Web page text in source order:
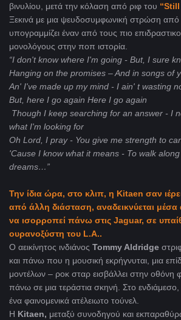
βινυλίου, μετά την κόλαση από ριφ του
Ξεκινά με μια ψευδοσυμφωνική στρώση
υπογραμμίζει έναν από τους πιο
μονολόγους στην ποπ ιστορία.
“I don't know where I'm going - But, I sure
Hanging on the promises – And in songs of
An' I've made up my mind - I ain' t wasting
But, here I go again Here I go again
Though I keep searching for an answer - I
what I'm looking for
Oh Lord, I pray - You give me strength to
'Cause I know what it means - To walk
dreams…”
Την ίδια ώρα, στο κλιπ, η Kitaen σαν
από άλλη διάσταση, αναδεικνύεται
να ισορροπεί πάνω στις Jaguar, σε
ουρανοξύστη του L.A..
Ο αεικίνητος ινδιάνος Tommy Aldridge
και πάνω που η μουσική εκρήγνυται, μια
μοντέλων – ροκ σταρ εισβάλλει στην οθόνη
πάνω σε μια τεράστια σκηνή. Στο
ένα φαινομενικά ατέλειωτο τούνελ.
Η Kitaen, μεταξύ συνοδηγού και